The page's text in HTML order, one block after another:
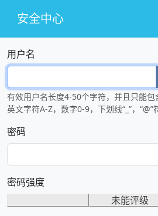
安全中心
用户名
有效用户名长度4-50个字符，并且只能
英文字符A-Z，数字0-9，下划线“_”，“@”
密码
密码强度
未能评级